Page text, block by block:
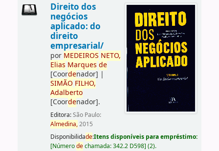
Direito dos
negócios
aplicado: do
direito
empresarial/
por MEDEIROS NETO,
Elias Marques de
[Coordenador] |
SIMÃO FILHO,
Adalberto
[Coordenador].
Editora:São Paulo:
Almedina,2015
Disponibilidade:Itens disponíveis para empréstimo:
[Númerodechamada:342.2 D598] (2).